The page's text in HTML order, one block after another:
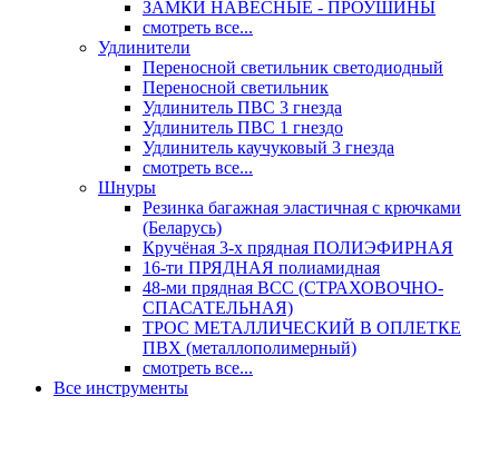
ЗАМКИ НАВЕСНЫЕ - ПРОУШИНЫ
смотреть все...
Удлинители
Переносной светильник светодиодный
Переносной светильник
Удлинитель ПВС 3 гнезда
Удлинитель ПВС 1 гнездо
Удлинитель каучуковый 3 гнезда
смотреть все...
Шнуры
Резинка багажная эластичная с крючками
(Беларусь)
Кручёная 3-х прядная ПОЛИЭФИРНАЯ
16-ти ПРЯДНАЯ полиамидная
48-ми прядная ВСС (СТРАХОВОЧНО-
СПАСАТЕЛЬНАЯ)
ТРОС МЕТАЛЛИЧЕСКИЙ В ОПЛЕТКЕ
ПВХ (металлополимерный)
смотреть все...
Все инструменты